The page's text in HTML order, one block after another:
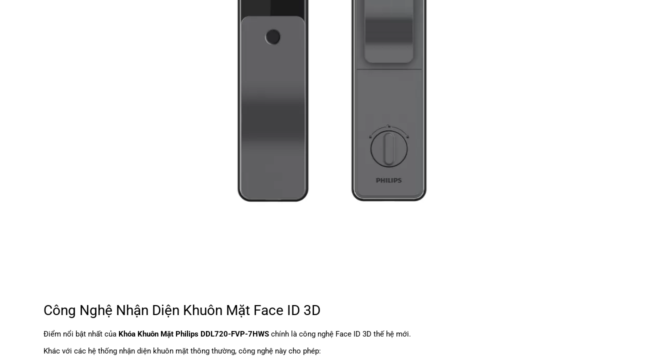
Công Nghệ Nhận Diện Khuôn Mặt Face ID 3D
Điểm nổi bật nhất của Khóa Khuôn Mặt Philips DDL720-FVP-7HWS chính là công nghệ Face ID 3D thế hệ mới.
Khác với các hệ thống nhận diện khuôn mặt thông thường, công nghệ này cho phép: